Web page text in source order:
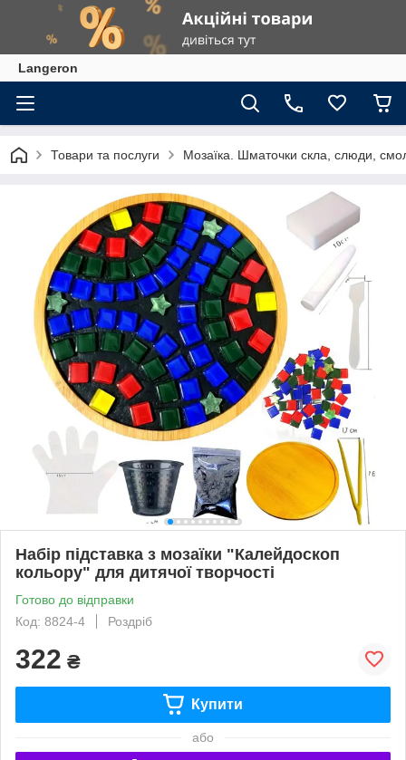
Langeron
Товари та послуги Мозаїка. Шматочки скла, слюди,
Набір підставка з мозаїки "Калейдоскоп
кольору" для дитячої творчості
Готово до відправки
Код: 8824-4
Роздріб
322 ₴
Купити
або